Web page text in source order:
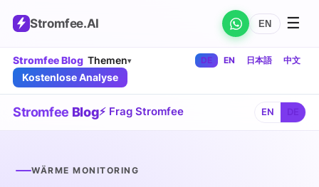
Stromfee.AI EN ☰
Stromfee Blog Themen▾ DE EN 日本語 中文
Kostenlose Analyse
Stromfee Blog⚡ Frag Stromfee EN
WÄRME MONITORING